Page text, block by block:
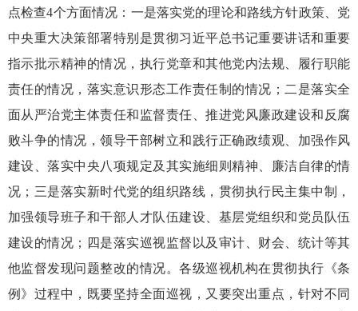
点检查4个方面情况：一是落实党的理论和路线方针政策、党
中央重大决策部署特别是贯彻习近平总书记重要讲话和重要
指示批示精神的情况，执行党章和其他党内法规、履行职能
责任的情况，落实意识形态工作责任制的情况；二是落实全
面从严治党主体责任和监督责任、推进党风廉政建设和反腐
败斗争的情况，领导干部树立和践行正确政绩观、加强作风
建设、落实中央八项规定及其实施细则精神、廉洁自律的情
况；三是落实新时代党的组织路线，贯彻执行民主集中制，
加强领导班子和干部人才队伍建设、基层党组织和党员队伍
建设的情况；四是落实巡视监督以及审计、财会、统计等其
他监督发现问题整改的情况。各级巡视机构在贯彻执行《条
例》过程中，既要坚持全面巡视，又要突出重点，针对不同